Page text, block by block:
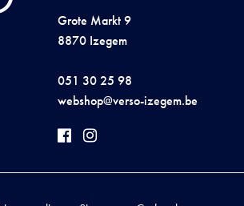
Grote Markt 9
8870 Izegem
051 30 25 98
webshop@verso-izegem.be